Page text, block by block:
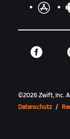
©2026 Zwift, Inc.
Datenschutz /